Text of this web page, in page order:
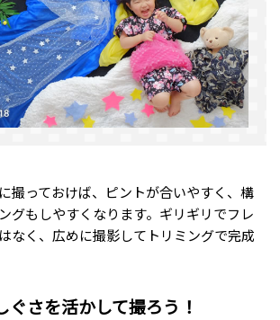
撮っておけば、ピントが合いやすく、構
グもしやすくなります。ギリギリでフレ
なく、広めに撮影してトリミングで完成
ぐさを活かして撮ろう！